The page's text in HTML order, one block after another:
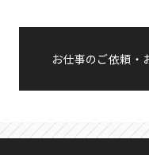
お仕事のご依頼・